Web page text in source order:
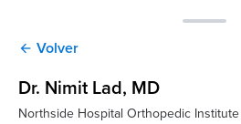
arrow_back Volver
Dr. Nimit Lad, MD
Northside Hospital Orthopedic Institute